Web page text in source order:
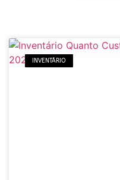
INVENTÁRIO